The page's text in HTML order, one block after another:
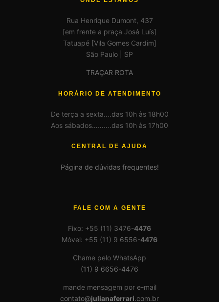
Rua Henrique Dumont, 437
[em frente a praça José Luís]
Tatuapé [Vila Gomes Cardim]
São Paulo | SP
TRAÇAR ROTA
HORÁRIO DE ATENDIMENTO
De terça a sexta….das 10h às 18h00
Aos sábados……….das 10h às 17h00
CENTRAL DE AJUDA
Página de dúvidas frequentes!
FALE COM A GENTE
Fixo: +55 (11) 3476-4476
Móvel: +55 (11) 9 6556-4476
Chame pelo WhatsApp
(11) 9 6656-4476
mande mensagem por e-mail
contato@julianaferrari.com.br